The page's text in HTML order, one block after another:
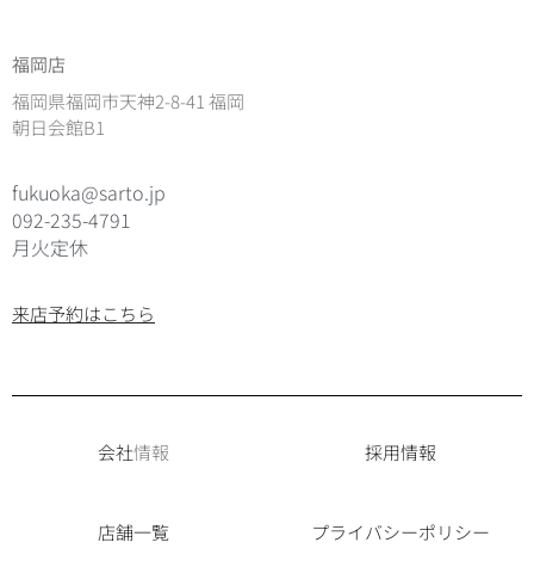
福岡店
福岡県福岡市天神2-8-41 福岡
朝日会館B1
fukuoka@sarto.jp
092-235-4791
月火定休
来店予約はこちら
会社情報 採用情報
店舗一覧 プライバシーポリシー